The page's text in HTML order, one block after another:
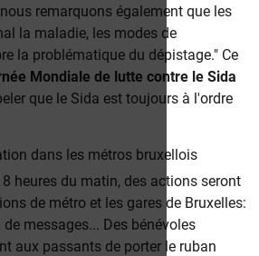
remarquons également que les
la maladie, les modes de
la problématique du dépistage." Ce
Mondiale de lutte contre le Sida
que le Sida est toujours à l'ordre
dans les métros bruxellois
8 heures du matin, des actions seront
de métro et les gares de Bruxelles:
messages... Des bénévoles
aux passants de porter le ruban